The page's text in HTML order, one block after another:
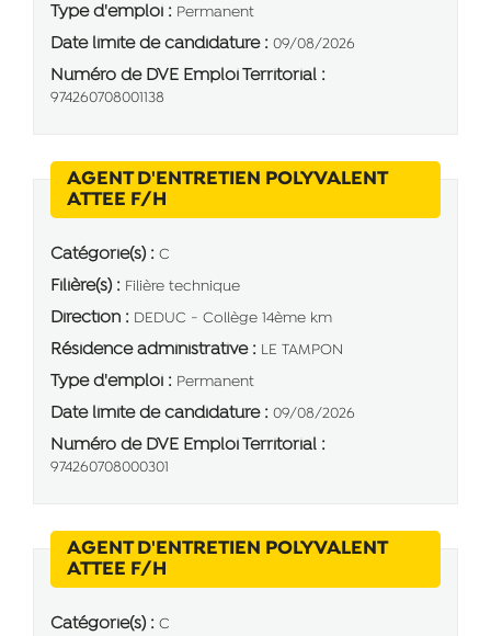
Type d'emploi : Permanent
Date limite de candidature : 09/08/2026
Numéro de DVE Emploi Territorial :
974260708001138
AGENT D'ENTRETIEN POLYVALENT
ATTEE F/H
Catégorie(s) : C
Filière(s) : Filière technique
Direction : DEDUC - Collège 14ème km
Résidence administrative : LE TAMPON
Type d'emploi : Permanent
Date limite de candidature : 09/08/2026
Numéro de DVE Emploi Territorial :
974260708000301
AGENT D'ENTRETIEN POLYVALENT
ATTEE F/H
Catégorie(s) : C